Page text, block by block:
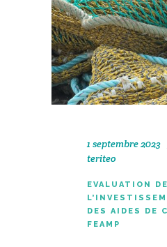
1 septembre 2023
teriteo
EVALUATION
DES AIDES DE
FEAMP